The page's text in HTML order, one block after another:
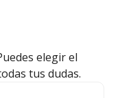
elegir el
tus dudas.